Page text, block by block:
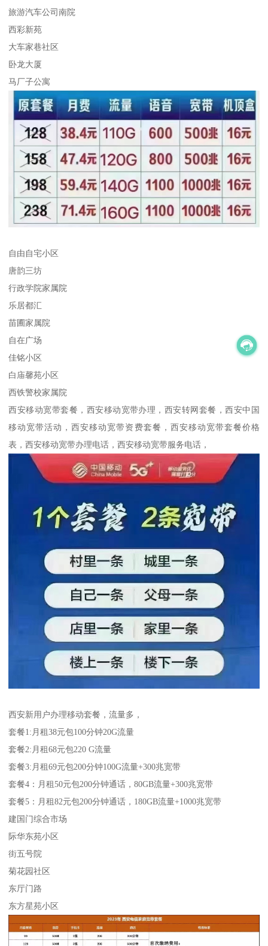
旅游汽车公司南院
西彩新苑
大车家巷社区
卧龙大厦
马厂子公寓
自由自宅小区
唐韵三坊
行政学院家属院
乐居都汇
苗圃家属院
自在广场
佳铭小区
白庙馨苑小区
西铁警校家属院
西安移动宽带套餐，西安移动宽带办理，西安转网套餐，西安中国
移动宽带活动，西安移动宽带资费套餐，西安移动宽带套餐价格
表，西安移动宽带办理电话，西安移动宽带服务电话，
西安新用户办理移动套餐，流量多，
套餐1:月租38元包100分钟20G流量
套餐2:月租68元包220 G流量
套餐3:月租69元包200分钟100G流量+300兆宽带
套餐4：月租50元包200分钟通话，80GB流量+300兆宽带
套餐5：月租82元包200分钟通话，180GB流量+1000兆宽带
建国门综合市场
际华东苑小区
街五号院
菊花园社区
东厅门路
东方星苑小区